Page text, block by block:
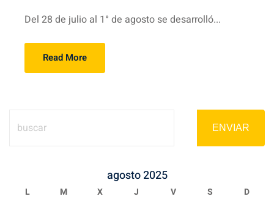
Del 28 de julio al 1° de agosto se desarrolló...
Read More
ENVIAR
agosto 2025
L M X J V S D